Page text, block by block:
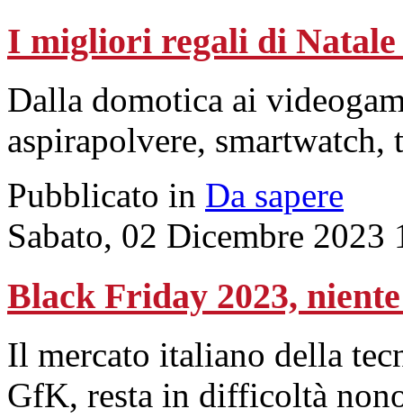
I migliori regali di Natale
Dalla domotica ai
aspirapolvere,
Pubblicato in Da sapere
Sabato, 02 Dicembre 2023
Black Friday 2023,
Il mercato italiano della
GfK, resta in difficoltà